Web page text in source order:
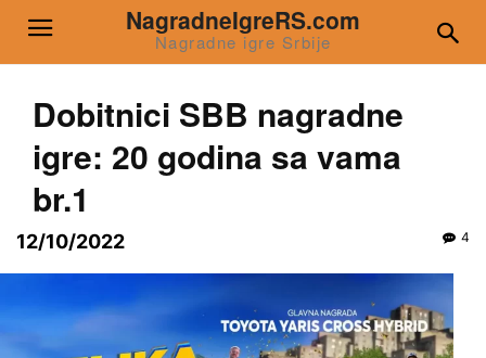
NagradneIgreRS.com
Nagradne igre Srbije
Dobitnici SBB nagradne
igre: 20 godina sa vama
br.1
12/10/2022 4